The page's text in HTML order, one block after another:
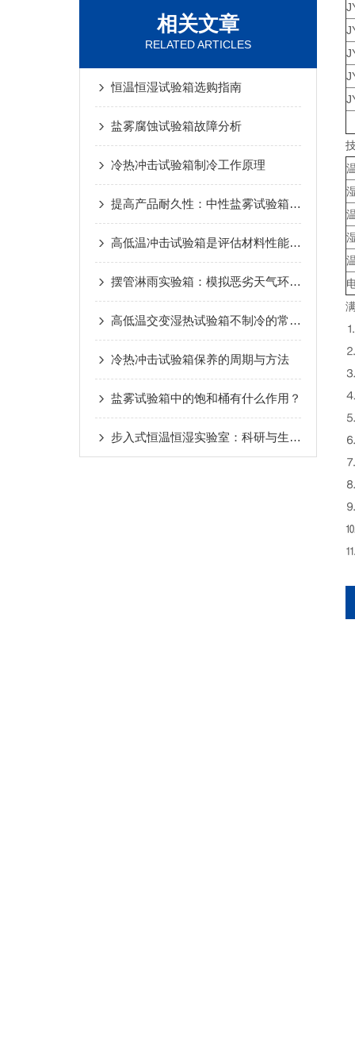
相关文章
RELATED ARTICLES
恒温恒湿试验箱选购指南
盐雾腐蚀试验箱故障分析
冷热冲击试验箱制冷工作原理
提高产品耐久性：中性盐雾试验箱在金属表面处理中的应用
高低温冲击试验箱是评估材料性能的高效工具
摆管淋雨实验箱：模拟恶劣天气环境，检测产品耐候性能
高低温交变湿热试验箱不制冷的常见原因
冷热冲击试验箱保养的周期与方法
盐雾试验箱中的饱和桶有什么作用？
步入式恒温恒湿实验室：科研与生产中关键的环境控制解决方案
⒋
⒑
⒒